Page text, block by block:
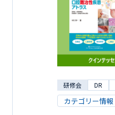
研修会 DR
カテゴリー情報